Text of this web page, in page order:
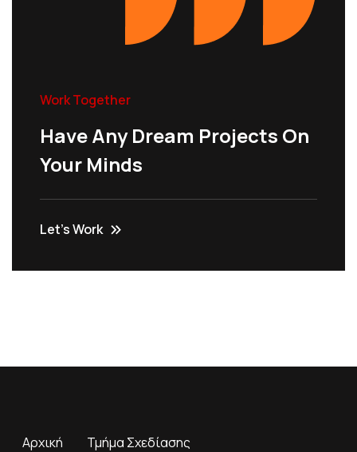
Work Together
Have Any Dream Projects On
Your Minds
Let’s Work
Αρχική
Τμήμα Σχεδίασης